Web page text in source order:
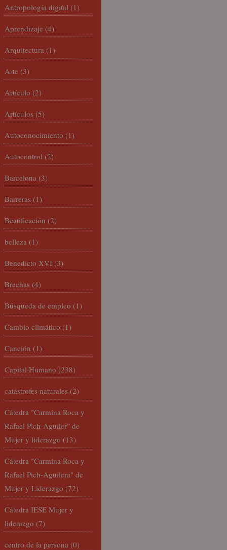
Antropología digital (1)
Aprendizaje (4)
Arquitectura (1)
Arte (3)
Artículo (2)
Artículos (5)
Autoconocimiento (1)
Autocontrol (2)
Barcelona (3)
Barreras (1)
Beatificación (2)
belleza (1)
Benedicto XVI (3)
Brechas (4)
Búsqueda de empleo (1)
Cambio climático (1)
Canción (1)
Capital Humano (238)
catástrofes naturales (2)
Cátedra "Carmina Roca y
Rafael Pich-Aguiler" de
Mujer y liderazgo (13)
Cátedra "Carmina Roca y
Rafael Pich-Aguilera" de
Mujer y Liderazgo (72)
Cátedra IESE Mujer y
liderazgo (7)
centro de la persona (0)